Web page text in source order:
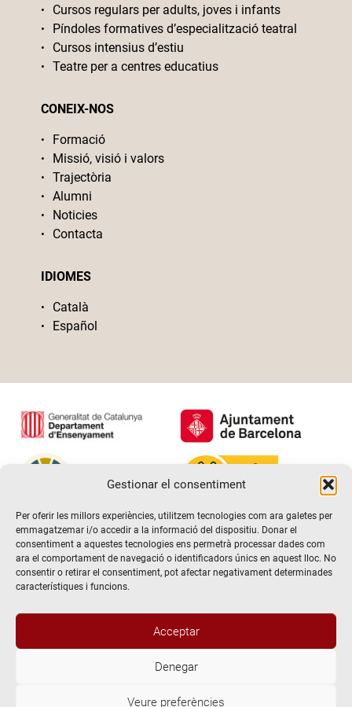
Gestionar el consentiment
Per oferir les millors experiències, utilitzem tecnologies com ara galetes per
emmagatzemar i/o accedir a la informació del dispositiu. Donar el
consentiment a aquestes tecnologies ens permetrà processar dades com
ara el comportament de navegació o identificadors únics en aquest lloc. No
consentir o retirar el consentiment, pot afectar negativament determinades
característiques i funcions.
Acceptar
Denegar
Veure preferències
Cursos regulars per adults, joves i infants
Píndoles formatives d’especialització teatral
Cursos intensius d’estiu
Teatre per a centres educatius
CONEIX-NOS
Formació
Missió, visió i valors
Trajectòria
Alumni
Noticies
Contacta
IDIOMES
Català
Español
@2026 Escola de teatre El Timbal. Tots els drets reservats
Avís Legal